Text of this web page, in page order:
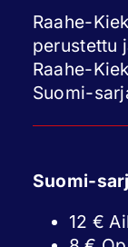
Raahe-
perustettu
Raahe-
Suomi-
Suomi-
12 €